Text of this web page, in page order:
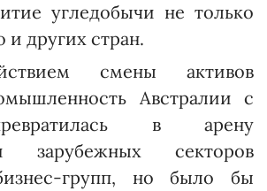
угледобычи не только
и других стран.
смены активов
Австралии с
в арену
зарубежных секторов
групп, но было бы